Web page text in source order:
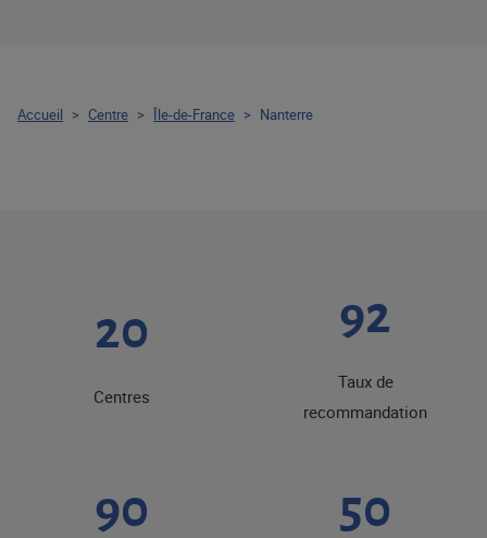
20
Centres
92
Taux de
recommandation
90 50
Accueil > Centre > Île-de-France > Nanterre